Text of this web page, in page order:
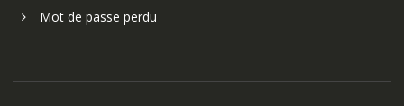
Mot de passe perdu